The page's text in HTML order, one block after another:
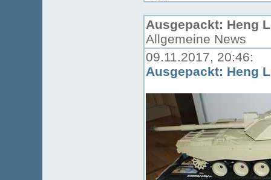
Ausgepackt: Heng
Allgemeine News
09.11.2017, 20:46:
Ausgepackt: Heng